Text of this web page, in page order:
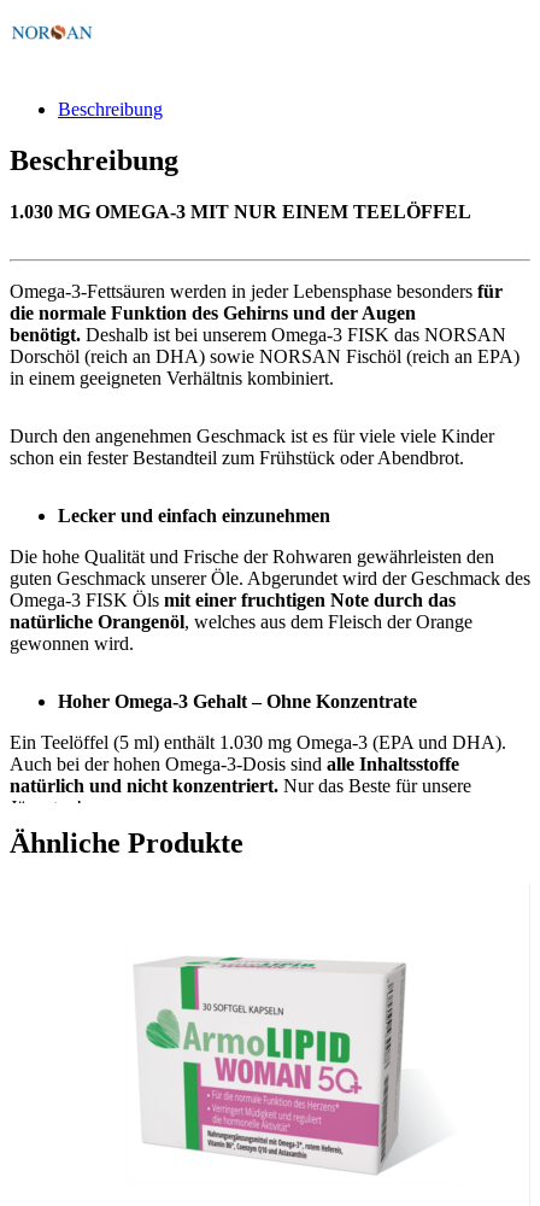
Beschreibung
Beschreibung
1.030 MG OMEGA-3 MIT NUR EINEM TEELÖFFEL
Omega-3-Fettsäuren werden in jeder Lebensphase besonders für
die normale Funktion des Gehirns und der Augen
benötigt. Deshalb ist bei unserem Omega-3 FISK das NORSAN
Dorschöl (reich an DHA) sowie NORSAN Fischöl (reich an EPA)
in einem geeigneten Verhältnis kombiniert.
Durch den angenehmen Geschmack ist es für viele viele Kinder
schon ein fester Bestandteil zum Frühstück oder Abendbrot.
Lecker und einfach einzunehmen
Die hohe Qualität und Frische der Rohwaren gewährleisten den
guten Geschmack unserer Öle. Abgerundet wird der Geschmack des
Omega-3 FISK Öls mit einer fruchtigen Note durch das
natürliche Orangenöl, welches aus dem Fleisch der Orange
gewonnen wird.
Hoher Omega-3 Gehalt – Ohne Konzentrate
Ein Teelöffel (5 ml) enthält 1.030 mg Omega-3 (EPA und DHA).
Auch bei der hohen Omega-3-Dosis sind alle Inhaltsstoffe
natürlich und nicht konzentriert. Nur das Beste für unsere
Jüngsten!
Natürliches Fischöl (40 %), natürliches Dorschöl (40 %), Olivenöl
(19,9 %), Orangenöl, gemischte und d-α-Tocopherole.
Die Tagesdosierung variiert je nach Körpergewicht des Kindes.
Alle 2 Tage 2,5 ml (1/2 Teelöffel); enthält 257 mg Omega-
Ähnliche Produkte